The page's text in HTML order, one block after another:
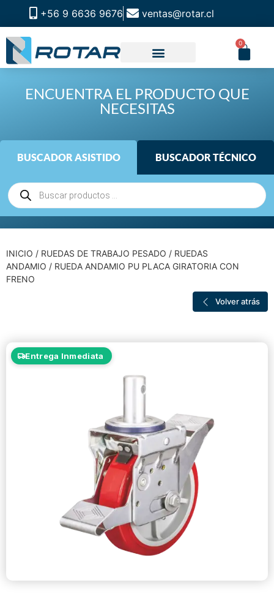
+56 9 6636 9676 ventas@rotar.cl
0
ENCUENTRA EL PRODUCTO QUE
NECESITAS
BUSCADOR ASISTIDO BUSCADOR TÉCNICO
INICIO / RUEDAS DE TRABAJO PESADO / RUEDAS
ANDAMIO / RUEDA ANDAMIO PU PLACA GIRATORIA CON
FRENO
Volver atrás
Entrega Inmediata